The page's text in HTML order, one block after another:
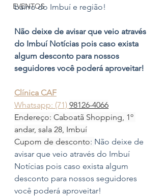
EVENTOS
bairro do Imbuí e região!
Não deixe de avisar que veio através
do Imbuí Notícias pois caso exista
algum desconto para nossos
seguidores você poderá aproveitar!
Clínica CAF
Whatsapp: (71) 98126-4066
Endereço: Caboatã Shopping, 1º
andar, sala 28, Imbuí
Cupom de desconto: Não deixe de
avisar que veio através do Imbuí
Notícias pois caso exista algum
desconto para nossos seguidores
você poderá aproveitar!